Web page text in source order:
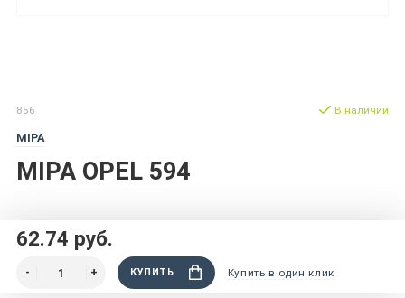
856
MIPA
MIPA OPEL 594
В наличии
62.74 руб.
КУПИТЬ Купить в один клик